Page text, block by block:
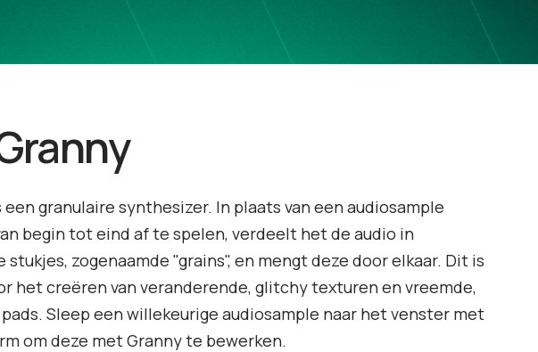
een granulaire synthesizer. In plaats van een audiosample
begin tot eind af te spelen, verdeelt het de audio in
stukjes, zogenaamde "grains", en mengt deze door elkaar. Dit is
het creëren van veranderende, glitchy texturen en vreemde,
Sleep een willekeurige audiosample naar het venster met
om deze met Granny te bewerken.